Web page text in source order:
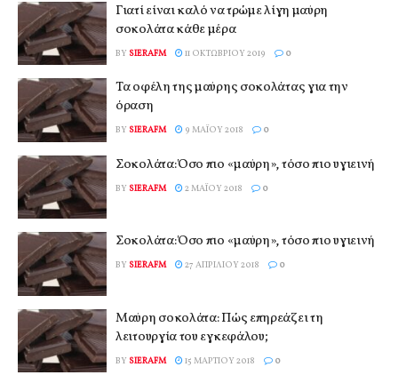
Γιατί είναι καλό να τρώμε λίγη μαύρη
σοκολάτα κάθε μέρα
BY SIERAFM 11 ΟΚΤΩΒΡΊΟΥ 2019 0
Τα οφέλη της μαύρης σοκολάτας για την
όραση
BY SIERAFM 9 ΜΑΪ́ΟΥ 2018 0
Σοκολάτα: Όσο πιο «μαύρη», τόσο πιο υγιεινή
BY SIERAFM 2 ΜΑΪ́ΟΥ 2018 0
Σοκολάτα: Όσο πιο «μαύρη», τόσο πιο υγιεινή
BY SIERAFM 27 ΑΠΡΙΛΊΟΥ 2018 0
Μαύρη σοκολάτα: Πώς επηρεάζει τη
λειτουργία του εγκεφάλου;
BY SIERAFM 15 ΜΑΡΤΊΟΥ 2018 0